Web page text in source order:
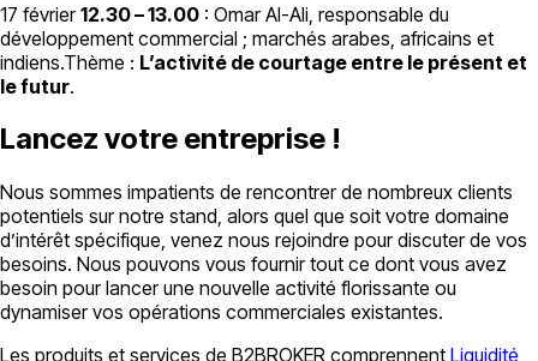
17 février12.30 – 13.00 : Omar Al-Ali, responsable du
développement commercial ; marchés arabes, africains et
indiens.Thème : L’activité de courtage entre le présent et
le futur.
Lancez votre entreprise !
Nous sommes impatients de rencontrer de nombreux clients
potentiels sur notre stand, alors quel que soit votre domaine
d’intérêt spécifique, venez nous rejoindre pour discuter de vos
besoins. Nous pouvons vous fournir tout ce dont vous avez
besoin pour lancer une nouvelle activité florissante ou
dynamiser vos opérations commerciales existantes.
Les produits et services de B2BROKER comprennent Liquidité